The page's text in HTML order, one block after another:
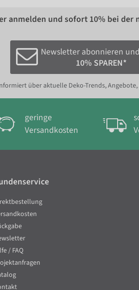
anmelden und sofort 10% bei der
Newsletter abonnieren
10% SPAREN*
über aktuelle Deko-Trends,
geringe
Versandkosten
/ FAQ